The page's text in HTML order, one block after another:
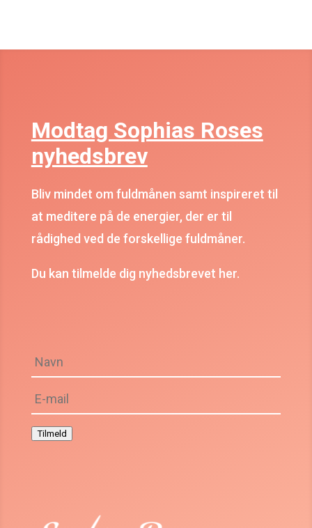
Modtag Sophias Roses
nyhedsbrev
Bliv mindet om fuldmånen samt inspireret til
at meditere på de energier, der er til
rådighed ved de forskellige fuldmåner.
Du kan tilmelde dig nyhedsbrevet her.
Tilmeld